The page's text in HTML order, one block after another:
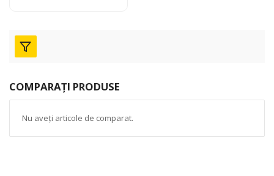
COMPARAȚI PRODUSE
Nu aveți articole de comparat.